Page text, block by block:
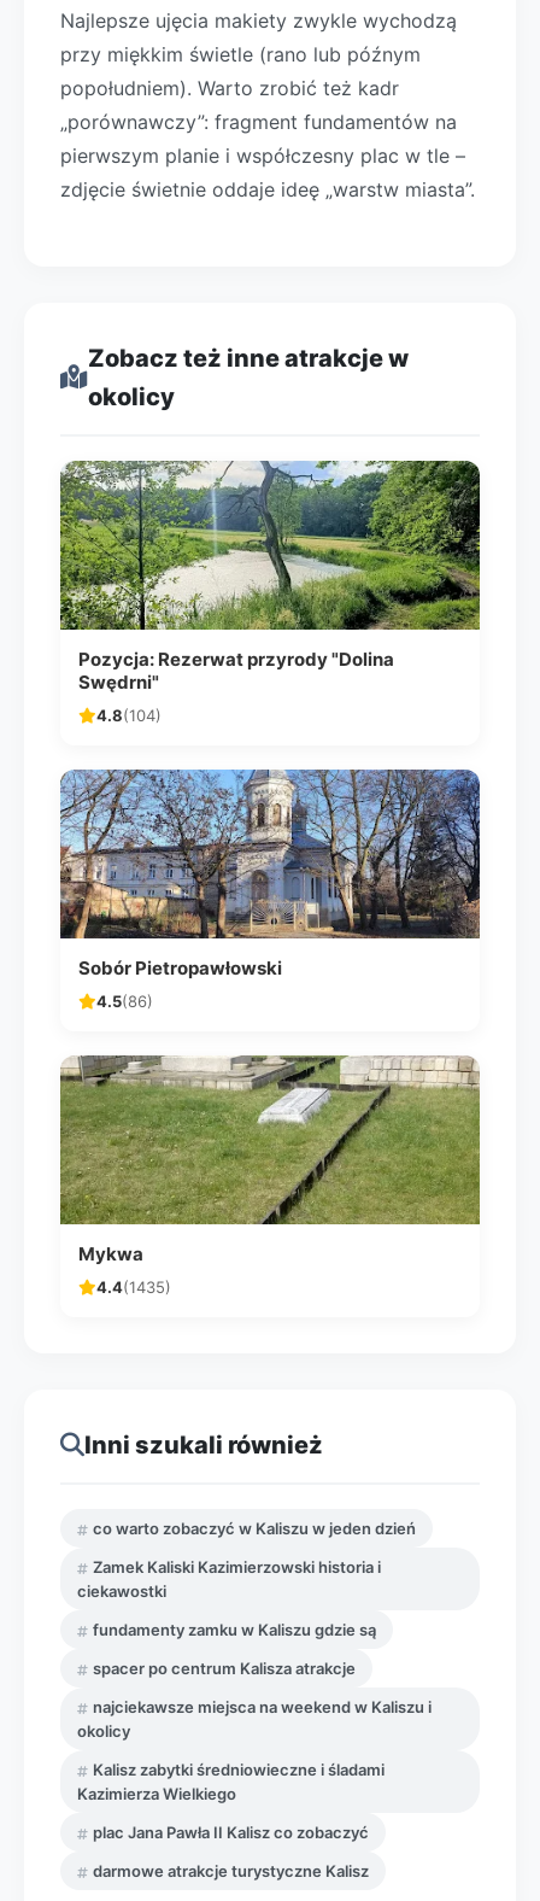
Najlepsze ujęcia makiety zwykle wychodzą
przy miękkim świetle (rano lub późnym
popołudniem). Warto zrobić też kadr
„porównawczy”: fragment fundamentów na
pierwszym planie i współczesny plac w tle –
zdjęcie świetnie oddaje ideę „warstw miasta”.
Zobacz też inne atrakcje w
okolicy
Pozycja: Rezerwat przyrody "Dolina
Swędrni"
4.8(104)
Sobór Pietropawłowski
4.5(86)
Mykwa
4.4(1435)
Inni szukali również
co warto zobaczyć w Kaliszu w jeden dzień
Zamek Kaliski Kazimierzowski historia i
ciekawostki
fundamenty zamku w Kaliszu gdzie są
spacer po centrum Kalisza atrakcje
najciekawsze miejsca na weekend w Kaliszu i
okolicy
Kalisz zabytki średniowieczne i śladami
Kazimierza Wielkiego
plac Jana Pawła II Kalisz co zobaczyć
darmowe atrakcje turystyczne Kalisz